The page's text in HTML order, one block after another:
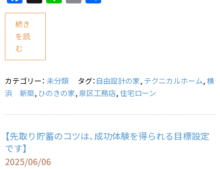
a
c
e
b
o
o
n m
続き
を読
む
カテゴリー： 未分類 タグ：自由設計の家, テクニカルホーム,横
浜 新築, ひのきの家,泉区工務店,住宅ローン
【先取り貯蓄のコツは、成功体験を得られる目標設定
です】
2025/06/06